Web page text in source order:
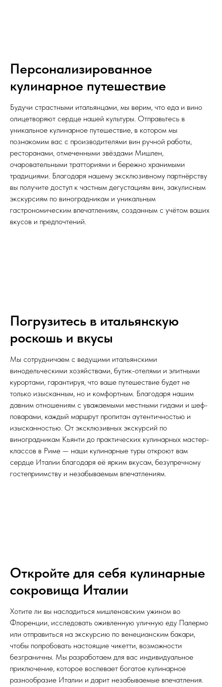
Персонализированное
кулинарное путешествие
Будучи страстными итальянцами, мы верим, что еда и вино
олицетворяют сердце нашей культуры. Отправьтесь в
уникальное кулинарное путешествие, в котором мы
познакомим вас с производителями вин ручной работы,
ресторанами, отмеченными звёздами Мишлен,
очаровательными тратториями и бережно хранимыми
традициями. Благодаря нашему эксклюзивному партнёрству
вы получите доступ к частным дегустациям вин, закулисным
экскурсиям по виноградникам и уникальным
гастрономическим впечатлениям, созданным с учётом ваших
вкусов и предпочтений.
Погрузитесь в итальянскую
роскошь и вкусы
Мы сотрудничаем с ведущими итальянскими
винодельческими хозяйствами, бутик-отелями и элитными
курортами, гарантируя, что ваше путешествие будет не
только изысканным, но и комфортным. Благодаря нашим
давним отношениям с уважаемыми местными гидами и шеф-
поварами, каждый маршрут пропитан аутентичностью и
изысканностью. От эксклюзивных экскурсий по
виноградникам Кьянти до практических кулинарных мастер-
классов в Риме — наши кулинарные туры откроют вам
сердце Италии благодаря её ярким вкусам, безупречному
гостеприимству и незабываемым впечатлениям.
Откройте для себя кулинарные
сокровища Италии
Хотите ли вы насладиться мишленовским ужином во
Флоренции, исследовать оживленную уличную еду Палермо
или отправиться на экскурсию по венецианским бакари,
чтобы попробовать настоящие чикетти, возможности
безграничны. Мы разработаем для вас индивидуальное
приключение, которое воспевает богатое кулинарное
разнообразие Италии и дарит незабываемые впечатления.